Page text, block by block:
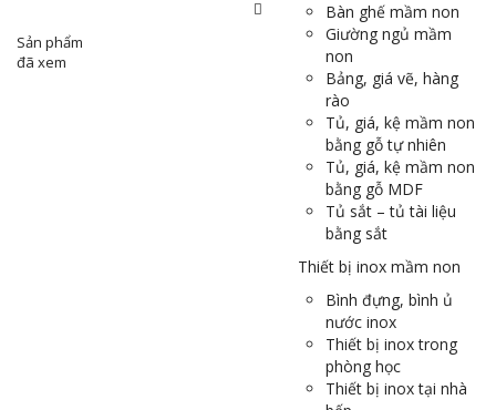
Sản phẩm
đã xem
Bàn ghế mầm non
Giường ngủ mầm
non
Bảng, giá vẽ, hàng
rào
Tủ, giá, kệ mầm non
bằng gỗ tự nhiên
Tủ, giá, kệ mầm non
bằng gỗ MDF
Tủ sắt – tủ tài liệu
bằng sắt
Thiết bị inox mầm non
Bình đựng, bình ủ
nước inox
Thiết bị inox trong
phòng học
Thiết bị inox tại nhà